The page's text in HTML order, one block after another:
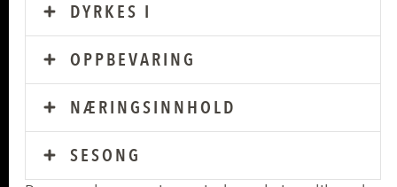
DYRKES I
OPPBEVARING
NÆRINGSINNHOLD
SESONG